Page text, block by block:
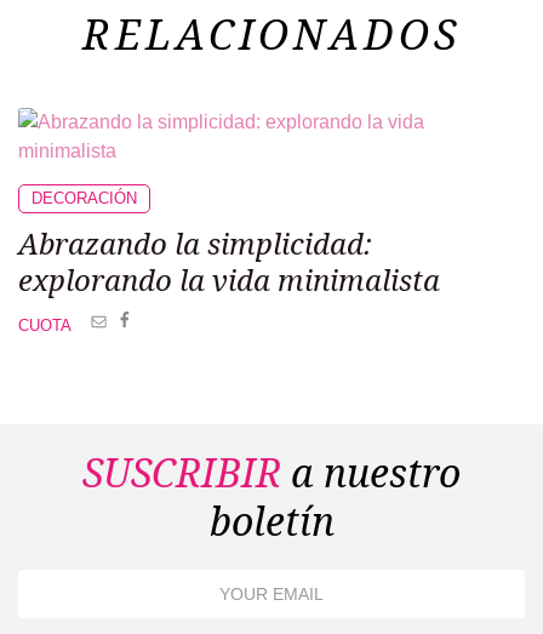
RELACIONADOS
DECORACIÓN
Abrazando la simplicidad:
explorando la vida minimalista
CUOTA
SUSCRIBIR a nuestro
boletín